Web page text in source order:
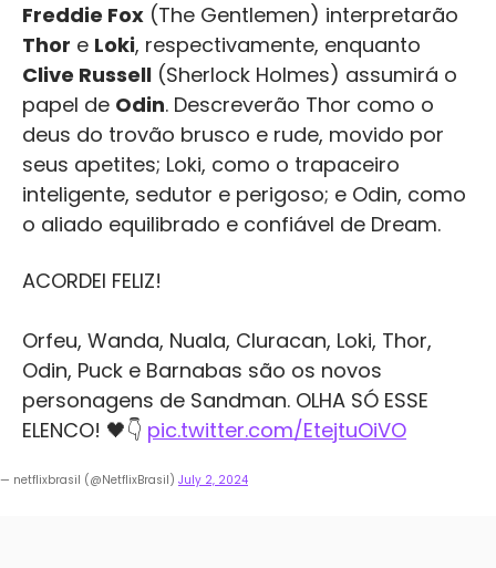
Freddie Fox (The Gentlemen) interpretarão
Thor e Loki, respectivamente, enquanto
Clive Russell (Sherlock Holmes) assumirá o
papel de Odin. Descreverão Thor como o
deus do trovão brusco e rude, movido por
seus apetites; Loki, como o trapaceiro
inteligente, sedutor e perigoso; e Odin, como
o aliado equilibrado e confiável de Dream.
ACORDEI FELIZ!
Orfeu, Wanda, Nuala, Cluracan, Loki, Thor,
Odin, Puck e Barnabas são os novos
personagens de Sandman. OLHA SÓ ESSE
ELENCO! 🖤👇 pic.twitter.com/EtejtuOiVO
— netflixbrasil (@NetflixBrasil) July 2, 2024